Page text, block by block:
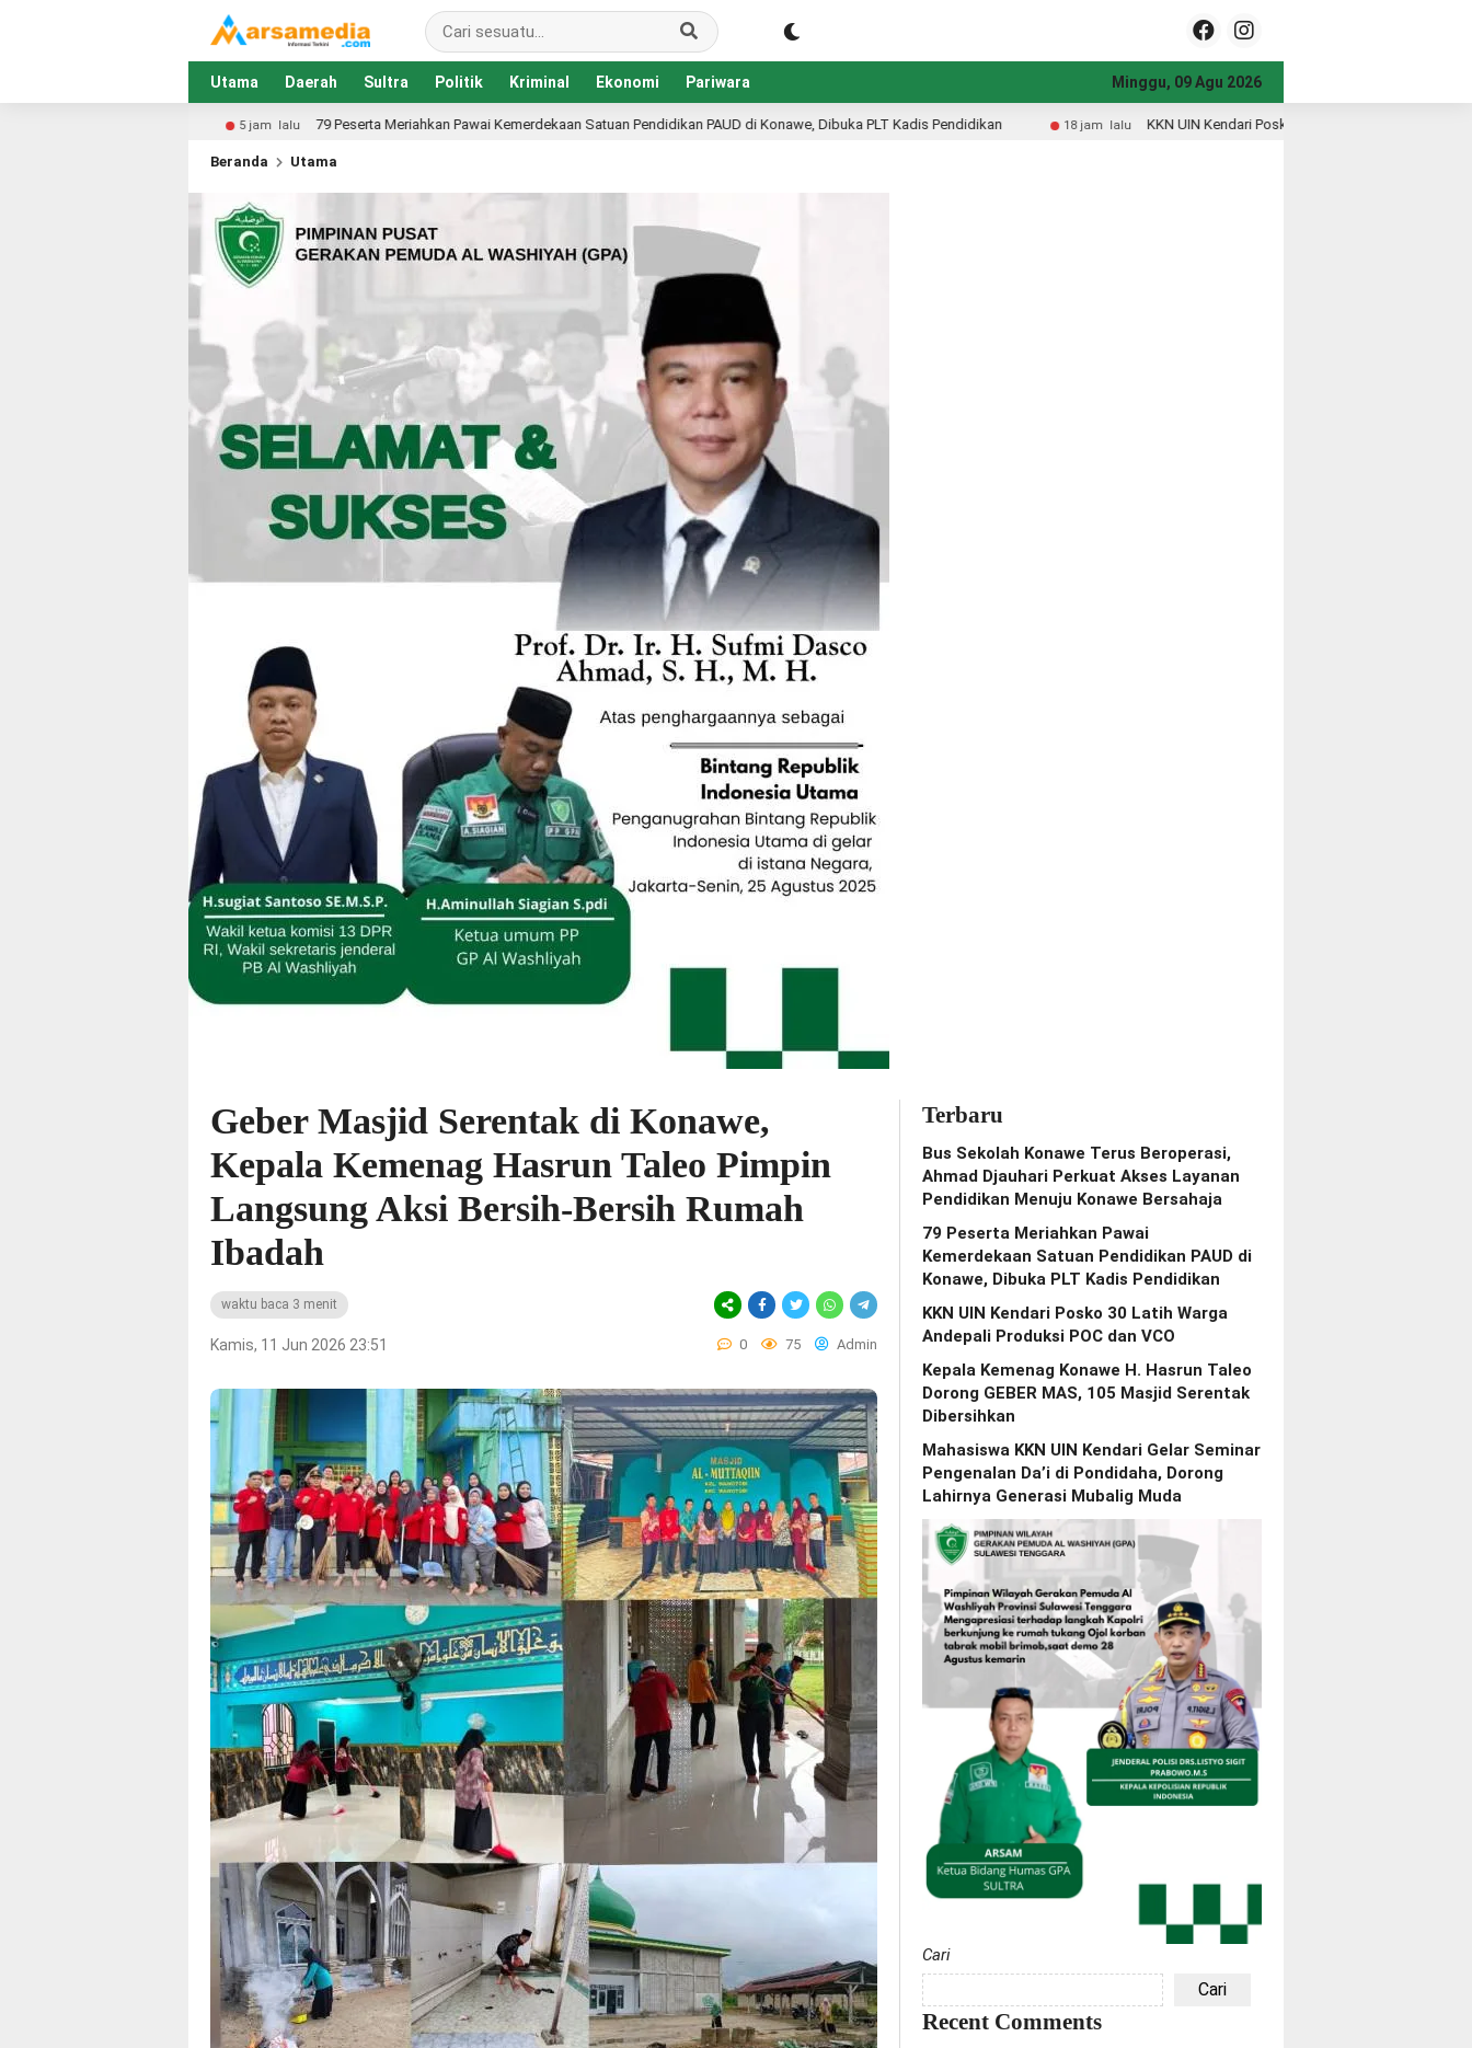
Utama Daerah Sultra Politik Kriminal Ekonomi Pariwara Minggu, 09 Agu 2026
79 Peserta Meriahkan Pawai Kemerdekaan Satuan Pendidikan PAUD di Konawe, Dibuka PLT Kadis Pendidikan 18 jam lalu KKN UIN Kendari Posko 30 Latih Warga Andepali Produksi POC dan VCO
Beranda Utama
Geber Masjid Serentak di Konawe,
Kepala Kemenag Hasrun Taleo Pimpin
Langsung Aksi Bersih-Bersih Rumah
Ibadah
waktu baca 3 menit
Kamis, 11 Jun 2026 23:51 0 75 Admin
Terbaru
Bus Sekolah Konawe Terus Beroperasi,
Ahmad Djauhari Perkuat Akses Layanan
Pendidikan Menuju Konawe Bersahaja
79 Peserta Meriahkan Pawai
Kemerdekaan Satuan Pendidikan PAUD di
Konawe, Dibuka PLT Kadis Pendidikan
KKN UIN Kendari Posko 30 Latih Warga
Andepali Produksi POC dan VCO
Kepala Kemenag Konawe H. Hasrun Taleo
Dorong GEBER MAS, 105 Masjid Serentak
Dibersihkan
Mahasiswa KKN UIN Kendari Gelar Seminar
Pengenalan Da’i di Pondidaha, Dorong
Lahirnya Generasi Mubalig Muda
Cari
Cari
Recent Comments